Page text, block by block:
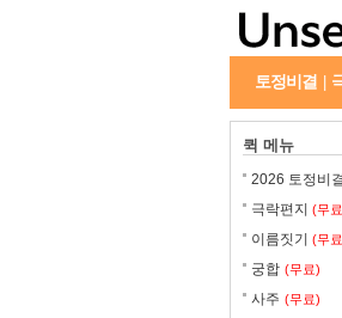
토정비결
퀵 메뉴
2026 토정비결
극락편지 (무
이름짓기 (무
궁합 (무료)
사주 (무료)